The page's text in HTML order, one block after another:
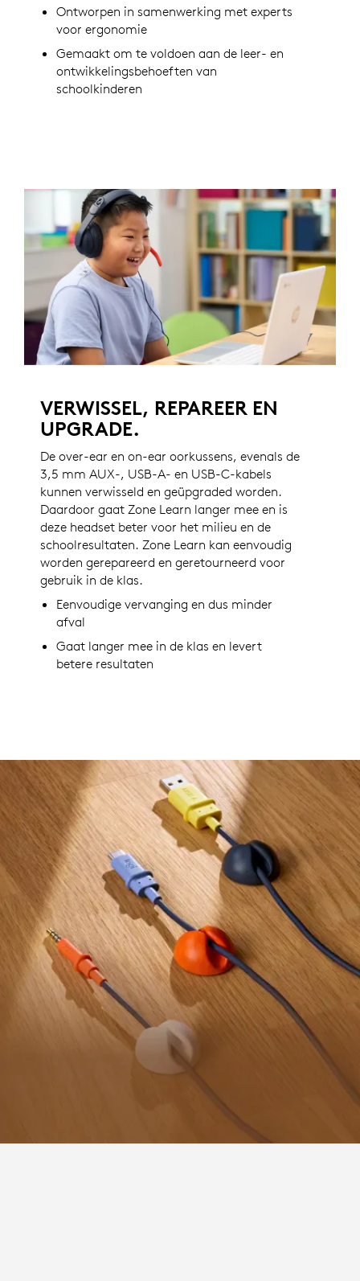
Ontworpen in samenwerking met experts
voor ergonomie
Gemaakt om te voldoen aan de leer- en
ontwikkelingsbehoeften van
schoolkinderen
VERWISSEL, REPAREER EN
UPGRADE.
De over-ear en on-ear oorkussens, evenals de
3,5 mm AUX-, USB-A- en USB-C-kabels
kunnen verwisseld en geüpgraded worden.
Daardoor gaat Zone Learn langer mee en is
deze headset beter voor het milieu en de
schoolresultaten. Zone Learn kan eenvoudig
worden gerepareerd en geretourneerd voor
gebruik in de klas.
Eenvoudige vervanging en dus minder
afval
Gaat langer mee in de klas en levert
betere resultaten